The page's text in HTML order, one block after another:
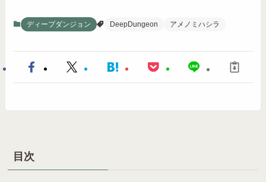
ディープダンジョン DeepDungeon アメノミハシラ
目次